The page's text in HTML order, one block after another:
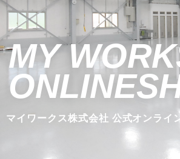
MY
マイワークス株式会社 公式オンライ